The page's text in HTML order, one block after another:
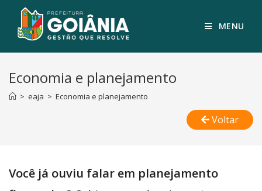
MENU
Economia e planejamento
> eaja > Economia e planejamento
Voltar
Você já ouviu falar em planejamento